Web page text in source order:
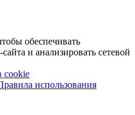
обеспечивать
и анализировать сетевой
cookie
использования